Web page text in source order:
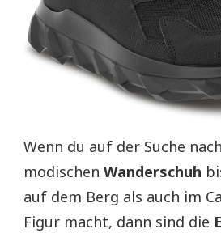
Wenn du auf der Suche
modischen Wanderschuh
auf dem Berg als auch im
Figur macht, dann sind die